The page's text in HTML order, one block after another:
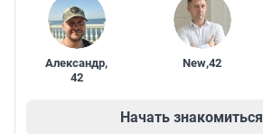
Александр,
42
New,42
Начать знакомиться